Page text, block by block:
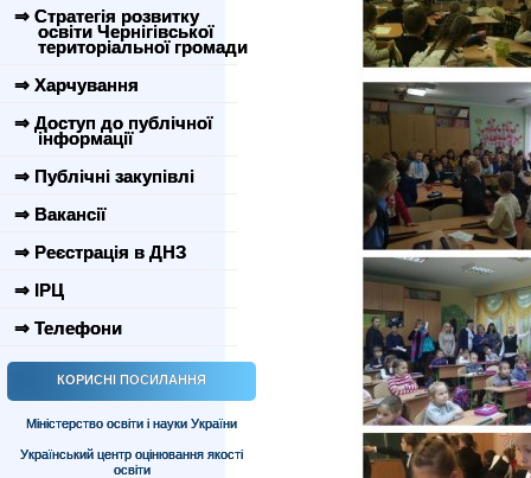
⇒ Стратегія розвитку
освіти Чернігівської
територіальної громади
⇒ Харчування
⇒ Доступ до публічної
інформації
⇒ Публічні закупівлі
⇒ Вакансії
⇒ Реєстрація в ДНЗ
⇒ ІРЦ
⇒ Телефони
КОРИСНІ ПОСИЛАННЯ
Міністерство освіти і науки України
Український центр оцінювання якості
освіти